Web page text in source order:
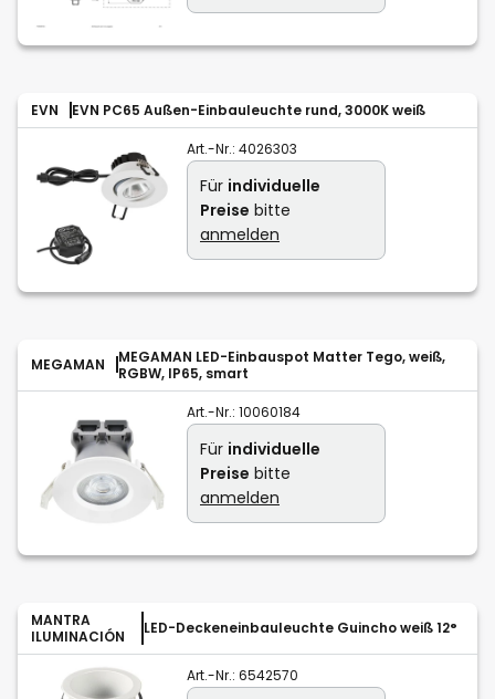
EVN EVN PC65 Außen-Einbauleuchte rund, 3000K weiß
Art.-Nr.: 4026303
Für individuelle
Preise bitte
anmelden
MEGAMAN
MEGAMAN LED-Einbauspot Matter Tego, weiß,
RGBW, IP65, smart
Art.-Nr.: 10060184
Für individuelle
Preise bitte
anmelden
MANTRA
ILUMINACIÓN
LED-Deckeneinbauleuchte Guincho weiß 12°
Art.-Nr.: 6542570